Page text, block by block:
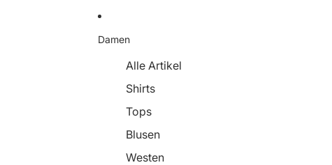
Damen
Alle Artikel
Shirts
Tops
Blusen
Westen